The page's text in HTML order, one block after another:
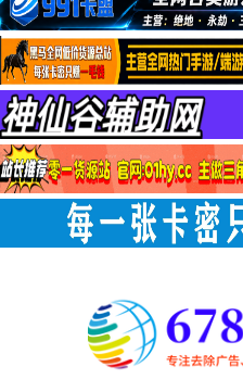
值得一看
两性情感